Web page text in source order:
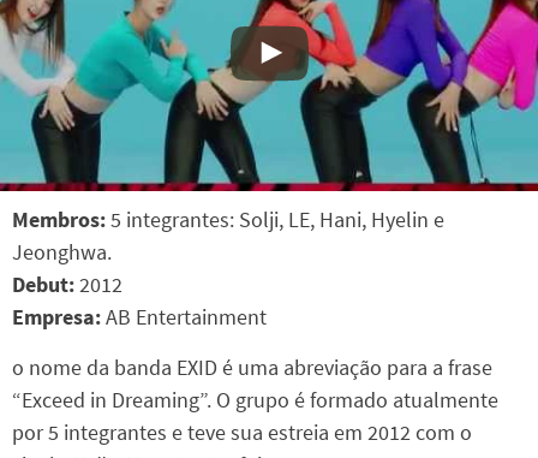
Membros:5 integrantes: Solji, LE, Hani, Hyelin e
Jeonghwa.
Debut:2012
Empresa:AB Entertainment
o nome da banda EXID é uma abreviação para a frase
“Exceed in Dreaming”. O grupo é formado atualmente
por 5 integrantes e teve sua estreia em 2012 com o